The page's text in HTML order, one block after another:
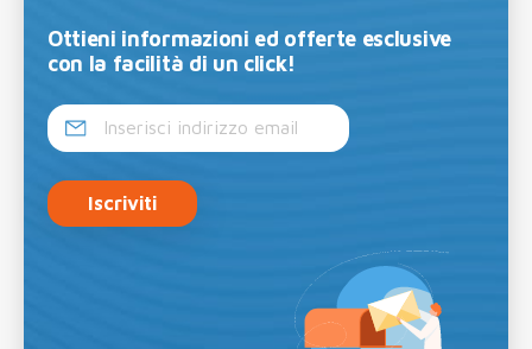
Ottieni informazioni ed offerte esclusive
con la facilità di un click!
Iscriviti